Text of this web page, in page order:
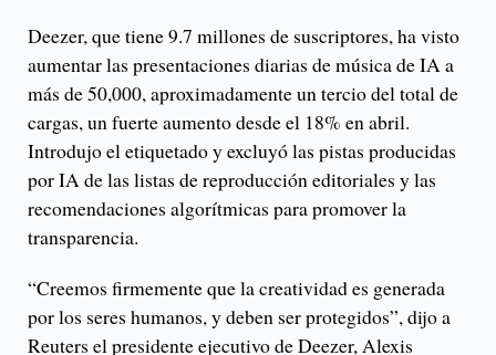
Deezer, que tiene 9.7 millones de suscriptores, ha visto
aumentar las presentaciones diarias de música de IA a
más de 50,000, aproximadamente un tercio del total de
cargas, un fuerte aumento desde el 18% en abril.
Introdujo el etiquetado y excluyó las pistas producidas
por IA de las listas de reproducción editoriales y las
recomendaciones algorítmicas para promover la
transparencia.
“Creemos firmemente que la creatividad es generada
por los seres humanos, y deben ser protegidos”, dijo a
Reuters el presidente ejecutivo de Deezer, Alexis